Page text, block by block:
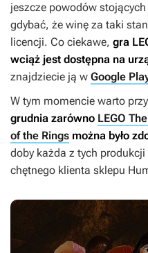
jeszcze powodów
gdybać, że winę za taki
licencji. Co ciekawe, gra
wciąż jest dostępna na
znajdziecie ją w Google
W tym momencie warto
grudnia zarówno LEGO
of the Rings można było
doby każda z tych
chętnego klienta sklepu